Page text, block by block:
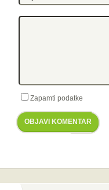
Zapamti podatke
OBJAVI KOMENTAR